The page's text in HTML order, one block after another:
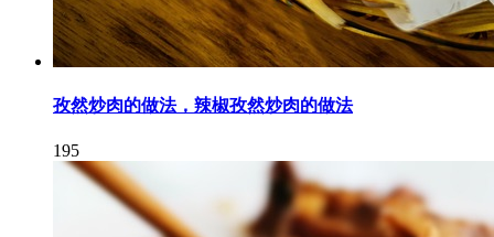
孜然炒肉的做法，辣椒孜然炒肉的做法
195